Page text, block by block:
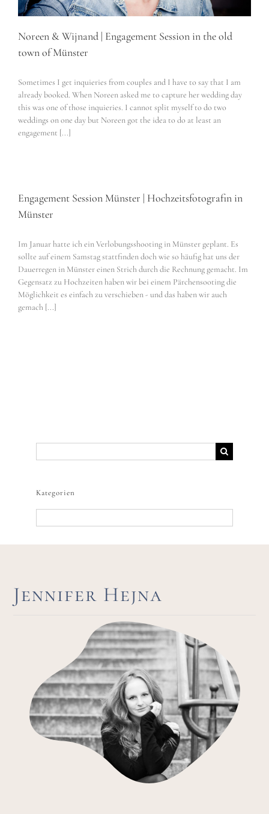
Noreen & Wijnand | Engagement Session in the old
town of Münster
Sometimes I get inquieries from couples and I have to say that I am
already booked. When Noreen asked me to capture her wedding day
this was one of those inquieries. I cannot split myself to do two
weddings on one day but Noreen got the idea to do at least an
engagement [...]
Engagement Session Münster | Hochzeitsfotografin in
Münster
Im Januar hatte ich ein Verlobungsshooting in Münster geplant. Es
sollte auf einem Samstag stattfinden doch wie so häufig hat uns der
Dauerregen in Münster einen Strich durch die Rechnung gemacht. Im
Gegensatz zu Hochzeiten haben wir bei einem Pärchensooting die
Möglichkeit es einfach zu verschieben - und das haben wir auch
gemach [...]
nach:
Kategorien
Jennifer Hejna